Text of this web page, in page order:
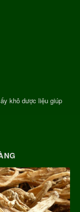
khô dược liệu giúp